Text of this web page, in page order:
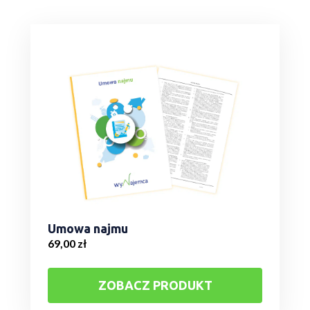
Umowa najmu
69,00 zł
ZOBACZ PRODUKT